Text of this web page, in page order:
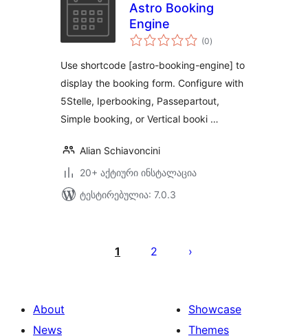
Astro Booking
Engine
(0საერთო
რეიტინგი
)
Use shortcode [astro-booking-engine] to
display the booking form. Configure with
5Stelle, Iperbooking, Passepartout,
Simple booking, or Vertical booki …
Alian Schiavoncini
20+ აქტიური ინსტალაცია
ტესტირებულია: 7.0.3
გვერდებათ
1 2
About
News
Showcase
Themes